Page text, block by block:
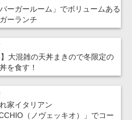
ーガールーム」でボリュームある
ーランチ
】大混雑の天丼まきので冬限定の
を食す！
家イタリアン
（ノヴェッキオ）」でコー